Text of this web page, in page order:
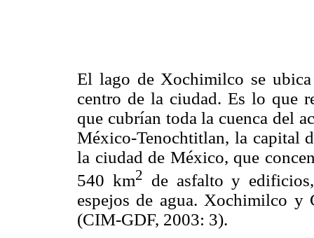
El lago de Xochimilco se
centro de la ciudad. Es lo que
que cubrían toda la cuenca del
México-Tenochtitlan, la capital
la ciudad de México, que
540 km2
de asfalto y
espejos de agua. Xochimilco y
(CIM-GDF, 2003: 3).